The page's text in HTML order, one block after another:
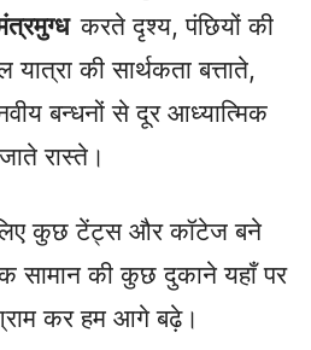
करते दृश्य, पंछियों की
की सार्थकता बत्ताते,
बन्धनों से दूर आध्यात्मिक
रास्ते।
कुछ टेंट्स और कॉटेज बने
सामान की कुछ दुकाने यहाँ पर
कर हम आगे बढ़े।